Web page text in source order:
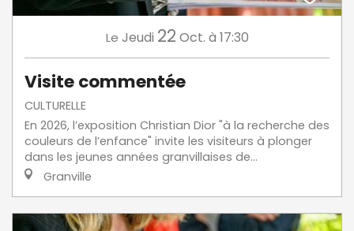
Le Jeudi 22 Oct. à 17:30
Visite commentée
CULTURELLE
En 2026, l’exposition Christian Dior "à la recherche des
couleurs de l’enfance" invite les visiteurs à plonger
dans les jeunes années granvillaises de...
Granville